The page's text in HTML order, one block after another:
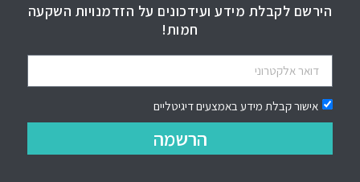
הירשם לקבלת מידע ועידכונים על הזדמנויות השקעה
חמות!
אישור קבלת מידע באמצעים דיגיטליים
הרשמה